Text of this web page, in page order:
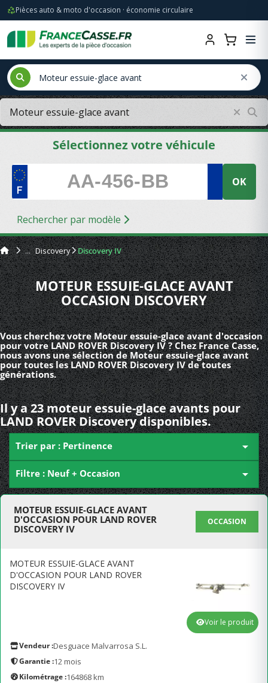
Pièces auto & moto d'occasion · économie circulaire
Sélectionnez votre véhicule
OK
Rechercher par modèle
Discovery Discovery IV
MOTEUR ESSUIE-GLACE AVANT
OCCASION DISCOVERY
Vous cherchez votre Moteur essuie-glace avant d'occasion
pour votre LAND ROVER Discovery IV ? Chez France Casse,
nous avons une sélection de Moteur essuie-glace avant
pour toutes les LAND ROVER Discovery IV de toutes
générations.
Il y a 23 moteur essuie-glace avants pour
LAND ROVER Discovery disponibles.
Trier par : Pertinence 
Filtre : Neuf + Occasion 
MOTEUR ESSUIE-GLACE AVANT
D'OCCASION POUR LAND ROVER
DISCOVERY IV
OCCASION
MOTEUR ESSUIE-GLACE AVANT
D'OCCASION POUR LAND ROVER
DISCOVERY IV
Vendeur :Desguace Malvarrosa S.L.
Garantie :12 mois
Kilométrage :164868 km
Voir le produit